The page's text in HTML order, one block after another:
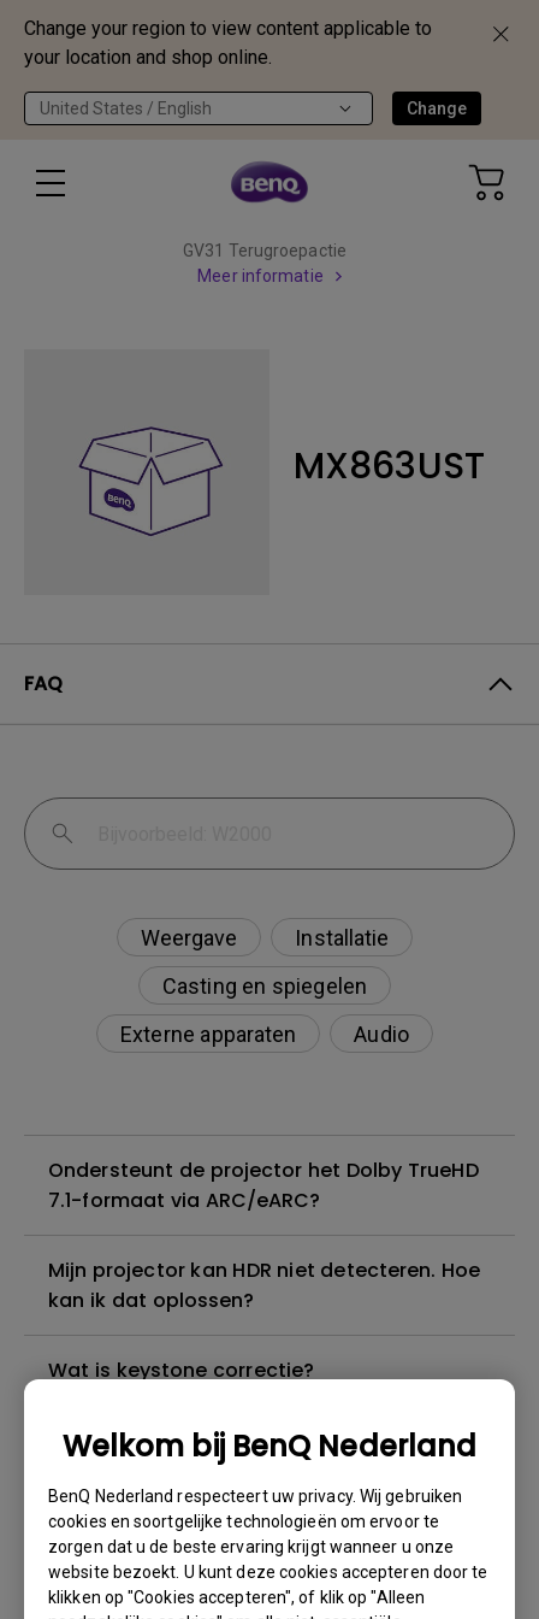
Change your region to view content applicable to
your location and shop online.
United States / English Change
Welkom bij BenQ Nederland
BenQ Nederland respecteert uw privacy. Wij gebruiken
cookies en soortgelijke technologieën om ervoor te
zorgen dat u de beste ervaring krijgt wanneer u onze
website bezoekt. U kunt deze cookies accepteren door te
klikken op "Cookies accepteren", of klik op "Alleen
GV31 Terugroepactie
Meer informatie
MX863UST
FAQ
Weergave
Installatie
Casting en spiegelen
Externe apparaten
Audio
Ondersteunt de projector het Dolby TrueHD
7.1-formaat via ARC/eARC?
Mijn projector kan HDR niet detecteren. Hoe
kan ik dat oplossen?
Wat is keystone correctie?
Ik kan geluid horen, maar het scherm wordt
altijd zwart wanneer ik mijn mobiele
apparaat met een kabel of adapter op de
projector aansluit en inhoud van Netflix,
Disney+, Hulu en andere probeer te
streamen. Hoe kan ik dit oplossen?